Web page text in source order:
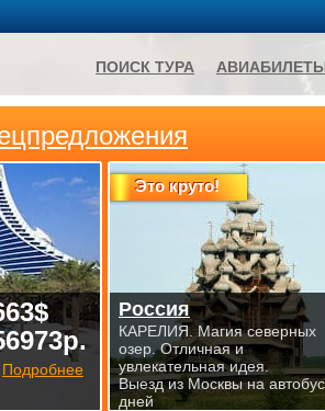
Подробнее
Это круто!
Россия
КАРЕЛИЯ. Магия северных
озер. Отличная и
увлекательная идея.
Выезд из Москвы на
дней
ПОИСК ТУРА